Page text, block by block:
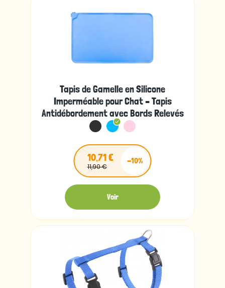
Tapis de Gamelle en Silicone
Imperméable pour Chat – Tapis
Antidébordement avec Bords Relevés
10,71 €
11,90 €
-10%
Voir